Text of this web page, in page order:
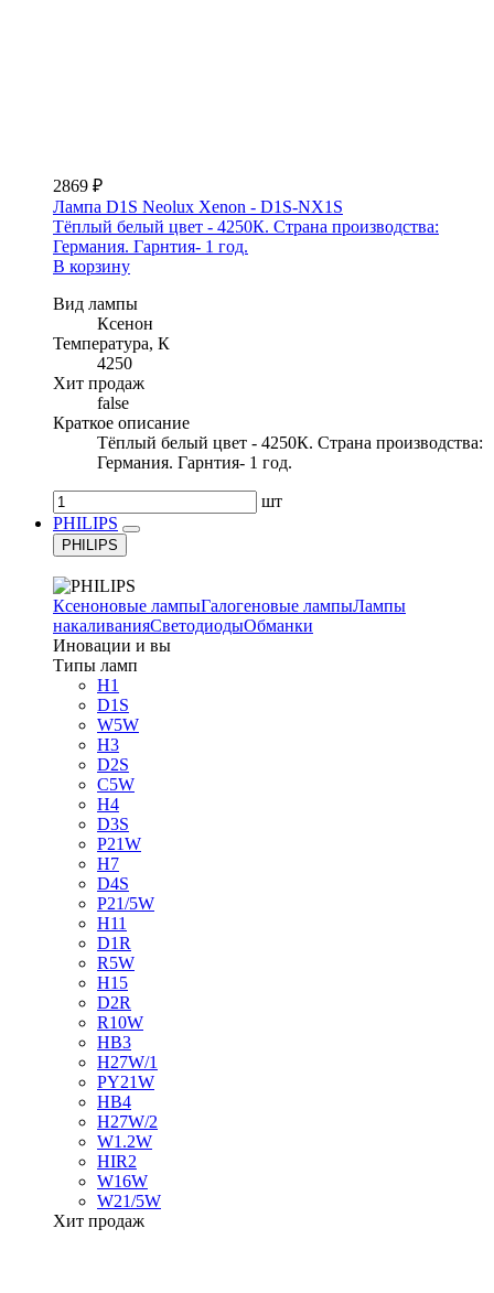
2869 ₽
Лампа D1S Neolux Xenon - D1S-NX1S
Тёплый белый цвет - 4250К. Страна производства:
Германия. Гарнтия- 1 год.
В корзину
Вид лампы
Ксенон
Температура, К
4250
Хит продаж
false
Краткое описание
Тёплый белый цвет - 4250К. Страна производства:
Германия. Гарнтия- 1 год.
шт
PHILIPS
PHILIPS
Ксеноновые лампыГалогеновые лампыЛампы
накаливанияСветодиодыОбманки
Иновации и вы
Типы ламп
H1
D1S
W5W
H3
D2S
C5W
H4
D3S
P21W
H7
D4S
P21/5W
H11
D1R
R5W
H15
D2R
R10W
HB3
H27W/1
PY21W
HB4
H27W/2
W1.2W
HIR2
W16W
W21/5W
Хит продаж